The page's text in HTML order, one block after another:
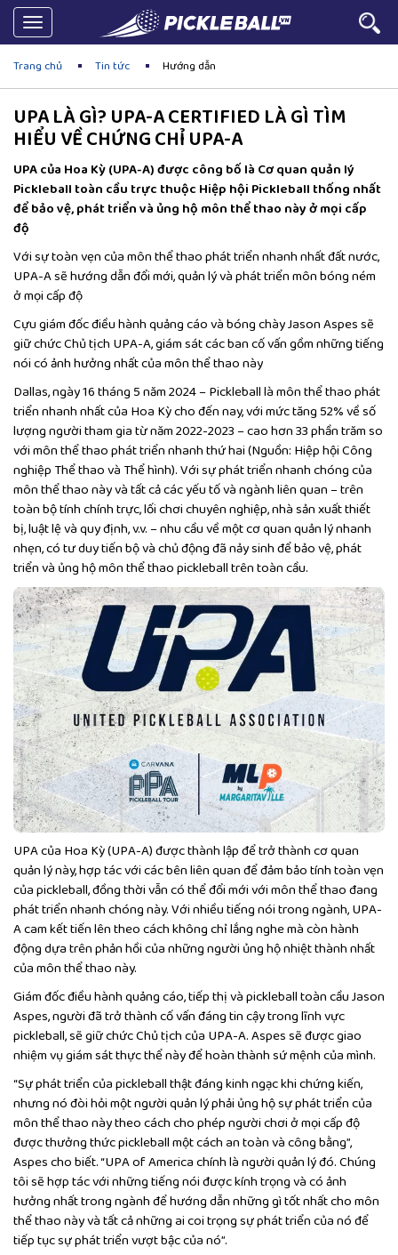
Toggle
navigation
Trang chủ Tin tức Hướng dẫn
UPA LÀ GÌ? UPA-A CERTIFIED LÀ GÌ TÌM
HIỂU VỀ CHỨNG CHỈ UPA-A
UPA của Hoa Kỳ (UPA-A) được công bố là Cơ quan quản lý
Pickleball toàn cầu trực thuộc Hiệp hội Pickleball thống nhất
để bảo vệ, phát triển và ủng hộ môn thể thao này ở mọi cấp
độ
Với sự toàn vẹn của môn thể thao phát triển nhanh nhất đất nước,
UPA-A sẽ hướng dẫn đổi mới, quản lý và phát triển môn bóng ném
ở mọi cấp độ
Cựu giám đốc điều hành quảng cáo và bóng chày Jason Aspes sẽ
giữ chức Chủ tịch UPA-A, giám sát các ban cố vấn gồm những tiếng
nói có ảnh hưởng nhất của môn thể thao này
Dallas, ngày 16 tháng 5 năm 2024 – Pickleball là môn thể thao phát
triển nhanh nhất của Hoa Kỳ cho đến nay, với mức tăng 52% về số
lượng người tham gia từ năm 2022-2023 – cao hơn 33 phần trăm so
với môn thể thao phát triển nhanh thứ hai (Nguồn: Hiệp hội Công
nghiệp Thể thao và Thể hình). Với sự phát triển nhanh chóng của
môn thể thao này và tất cả các yếu tố và ngành liên quan – trên
toàn bộ tính chính trực, lối chơi chuyên nghiệp, nhà sản xuất thiết
bị, luật lệ và quy định, v.v. – nhu cầu về một cơ quan quản lý nhanh
nhẹn, có tư duy tiến bộ và chủ động đã nảy sinh để bảo vệ, phát
triển và ủng hộ môn thể thao pickleball trên toàn cầu.
UPA của Hoa Kỳ (UPA-A) được thành lập để trở thành cơ quan
quản lý này, hợp tác với các bên liên quan để đảm bảo tính toàn vẹn
của pickleball, đồng thời vẫn có thể đổi mới với môn thể thao đang
phát triển nhanh chóng này. Với nhiều tiếng nói trong ngành, UPA-
A cam kết tiến lên theo cách không chỉ lắng nghe mà còn hành
động dựa trên phản hồi của những người ủng hộ nhiệt thành nhất
của môn thể thao này.
Giám đốc điều hành quảng cáo, tiếp thị và pickleball toàn cầu Jason
Aspes, người đã trở thành cố vấn đáng tin cậy trong lĩnh vực
pickleball, sẽ giữ chức Chủ tịch của UPA-A. Aspes sẽ được giao
nhiệm vụ giám sát thực thể này để hoàn thành sứ mệnh của mình.
“Sự phát triển của pickleball thật đáng kinh ngạc khi chứng kiến,
nhưng nó đòi hỏi một người quản lý phải ủng hộ sự phát triển của
môn thể thao này theo cách cho phép người chơi ở mọi cấp độ
được thưởng thức pickleball một cách an toàn và công bằng”,
Aspes cho biết. “UPA of America chính là người quản lý đó. Chúng
tôi sẽ hợp tác với những tiếng nói được kính trọng và có ảnh
hưởng nhất trong ngành để hướng dẫn những gì tốt nhất cho môn
thể thao này và tất cả những ai coi trọng sự phát triển của nó để
tiếp tục sự phát triển vượt bậc của nó”.